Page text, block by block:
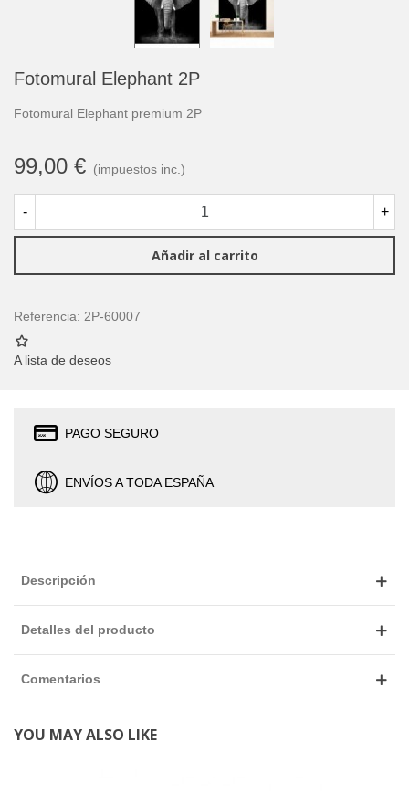
Fotomural Elephant 2P
Fotomural Elephant premium 2P
99,00 € (impuestos inc.)
- +
Añadir al carrito
Referencia: 2P-60007
A lista de deseos
PAGO SEGURO
ENVÍOS A TODA ESPAÑA
Descripción
Detalles del producto
Comentarios
YOU MAY ALSO LIKE